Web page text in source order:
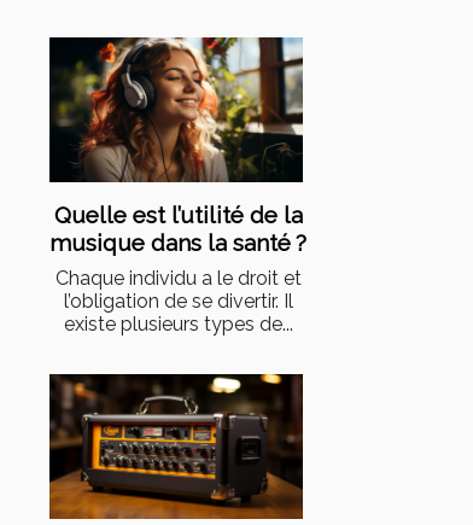
Quelle est l’utilité de la
musique dans la santé ?
Chaque individu a le droit et
l’obligation de se divertir. Il
existe plusieurs types de...